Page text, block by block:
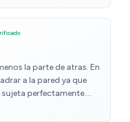
la parte de atras. En
a la pared ya que
perfectamente.
precio